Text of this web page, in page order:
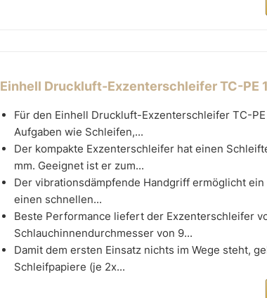
Einhell Druckluft-Exzenterschleifer TC-PE
Für den Einhell Druckluft-Exzenterschleifer TC-
Aufgaben wie Schleifen,...
Der kompakte Exzenterschleifer hat einen
mm. Geeignet ist er zum...
Der vibrationsdämpfende Handgriff ermöglicht
einen schnellen...
Beste Performance liefert der Exzenterschleifer
Schlauchinnendurchmesser von 9...
Damit dem ersten Einsatz nichts im Wege steht,
Schleifpapiere (je 2x...